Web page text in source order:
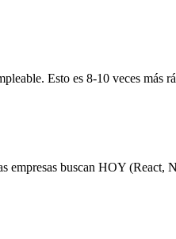
Esto es 8-10 veces más
empresas buscan HOY